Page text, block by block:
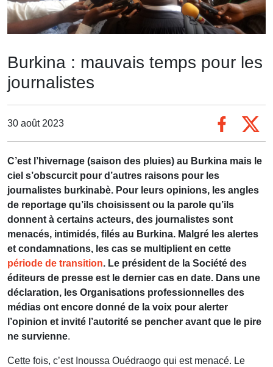
Burkina : mauvais temps pour les
journalistes
30 août 2023
C’est l’hivernage (saison des pluies) au Burkina mais le
ciel s’obscurcit pour d’autres raisons pour les
journalistes burkinabè. Pour leurs opinions, les angles
de reportage qu’ils choisissent ou la parole qu’ils
donnent à certains acteurs, des journalistes sont
menacés, intimidés, filés au Burkina. Malgré les alertes
et condamnations, les cas se multiplient en cette
période de transition. Le président de la Société des
éditeurs de presse est le dernier cas en date. Dans une
déclaration, les Organisations professionnelles des
médias ont encore donné de la voix pour alerter
l’opinion et invité l’autorité se pencher avant que le pire
ne survienne.
Cette fois, c’est Inoussa Ouédraogo qui est menacé. Le